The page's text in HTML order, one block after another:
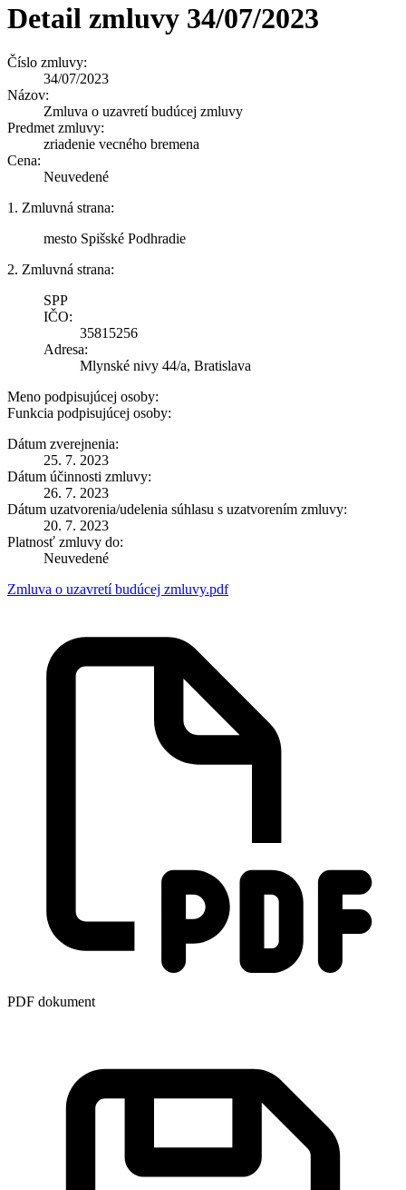
Detail zmluvy 34/07/2023
Číslo zmluvy:
34/07/2023
Názov:
Zmluva o uzavretí budúcej zmluvy
Predmet zmluvy:
zriadenie vecného bremena
Cena:
Neuvedené
1. Zmluvná strana:
mesto Spišské Podhradie
2. Zmluvná strana:
SPP
IČO:
35815256
Adresa:
Mlynské nivy 44/a, Bratislava
Meno podpisujúcej osoby:
Funkcia podpisujúcej osoby:
Dátum zverejnenia:
25. 7. 2023
Dátum účinnosti zmluvy:
26. 7. 2023
Dátum uzatvorenia/udelenia súhlasu s uzatvorením zmluvy:
20. 7. 2023
Platnosť zmluvy do:
Neuvedené
Zmluva o uzavretí budúcej zmluvy.pdf
PDF dokument